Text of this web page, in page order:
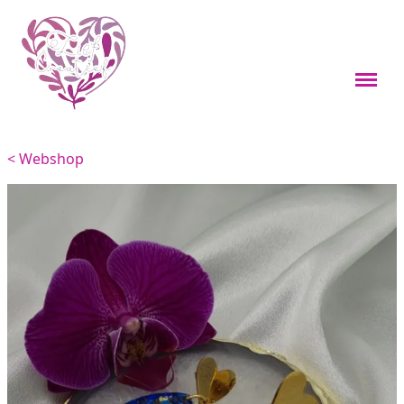
Webshop
Boekenleggers
Custom items
Viervoeters
Woondecoratie
Overig
Feestdagen thema's
Over mij
Materialen en onderhoud
Contact
< Webshop